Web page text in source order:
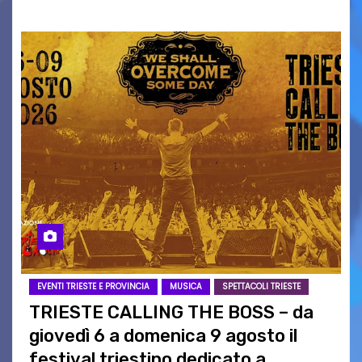
EVENTI TRIESTE E PROVINCIA MUSICA SPETTACOLI TRIESTE
TRIESTE CALLING THE BOSS – da
giovedì 6 a domenica 9 agosto il